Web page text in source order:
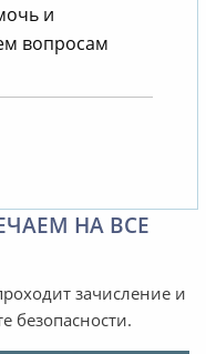
и
вопросам
НА ВСЕ
зачисление и
безопасности.